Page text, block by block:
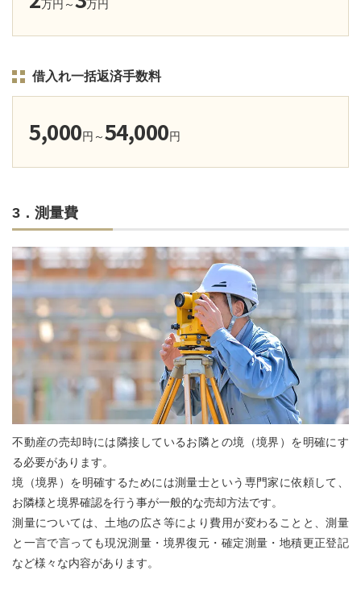
万円～ 万円
借入れ一括返済手数料
5,000円～54,000円
3．測量費
不動産の売却時には隣接しているお隣との境（境界）を明確にす
る必要があります。
境（境界）を明確するためには測量士という専門家に依頼して、
お隣様と境界確認を行う事が一般的な売却方法です。
測量については、土地の広さ等により費用が変わることと、測量
と一言で言っても現況測量・境界復元・確定測量・地積更正登記
など様々な内容があります。